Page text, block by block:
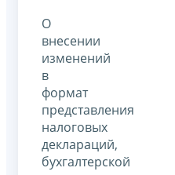
О
внесении
изменений
в
формат
представления
налоговых
деклараций,
бухгалтерской